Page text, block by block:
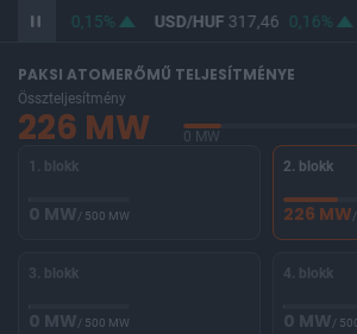
365,94 0,15% USD/HUF317,46 0,16%
PAKSI ATOMERŐMŰ TELJESÍTMÉNYE
Összteljesítmény
226 MW 0 MW
1. blokk
0 MW/ 500 MW
2. blokk
226 MW
3. blokk
0 MW/ 500 MW
4. blokk
0 MW/